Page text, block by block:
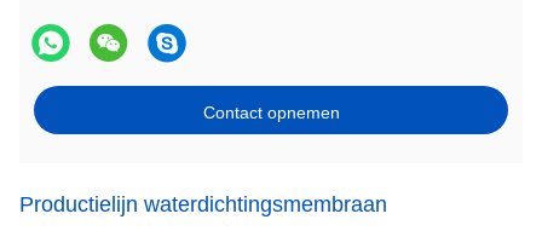
Contact opnemen
Productielijn waterdichtingsmembraan